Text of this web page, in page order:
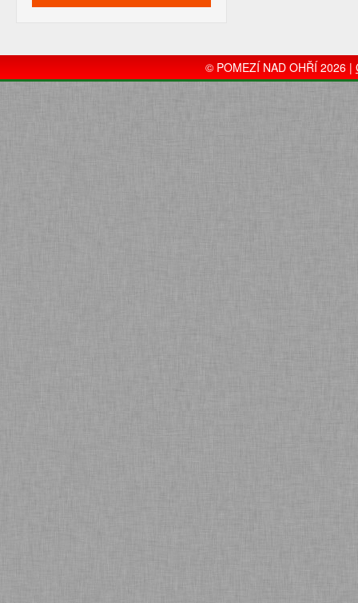
© POMEZÍ NAD OHŘÍ 2026 |